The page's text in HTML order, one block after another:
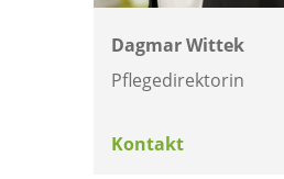
Dagmar Wittek
Pflegedirektorin
Kontakt